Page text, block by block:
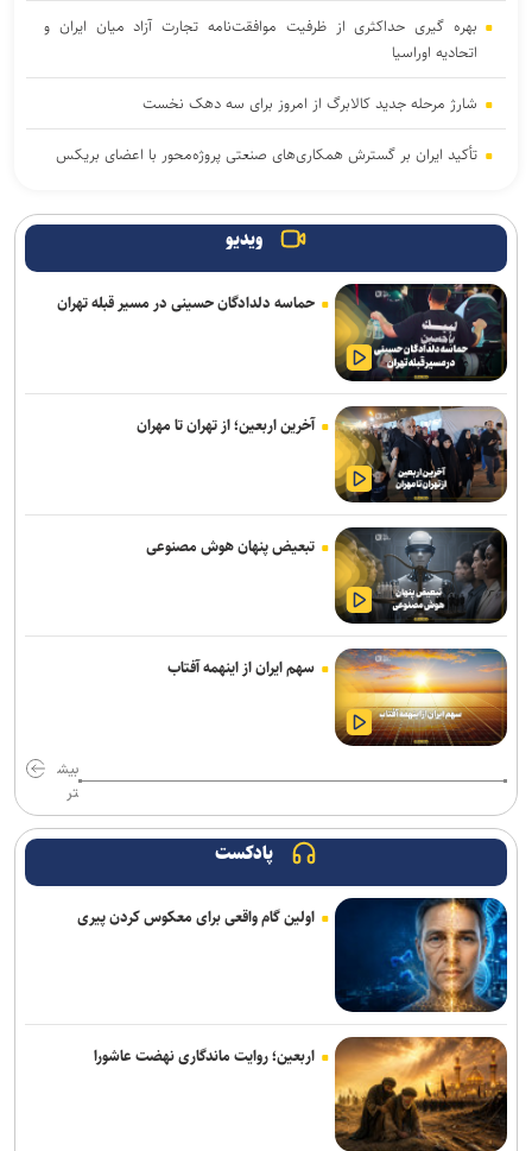
بهره گیری حداکثری از ظرفیت موافقت‌نامه تجارت آزاد میان ایران و
اتحادیه اوراسیا
شارژ مرحله جدید کالابرگ از امروز برای سه دهک نخست
تأکید ایران بر گسترش همکاری‌های صنعتی پروژه‌محور با اعضای بریکس
همگرایی منطقه‌ای
اقتصاد معیشتی و حکمرانی دانشگاهی/ واکاوی چهار ضلع جامعه
دانشگاهی در رقابت منطقه‌ای نخبگان
رگبار و رعدوبرق در راه شمال کشور؛ تهران خنک‌تر می‌شود
لغو افزایش تعرفه و تصاعد پلکانی بهای برق مشترکین کشاورزی
افزایش سابقه خدمت الزامی برای بازنشستگی بر اساس قانون برنامه هفتم
از ابتدای اجرای طرح مهتاب ۱۹۴ هزار انشعاب غیر مجاز از شبکه برق
جمع آوری شد
تردد ۵.۸ میلیون زائر حسینی از مرز‌های اربعینی در سفر‌های رفت و
برگشت به ثبت رسید
ویدیو
حماسه دلدادگان حسینی در مسیر قبله تهران
آخرین اربعین؛ از تهران تا مهران
تبعیض پنهان هوش مصنوعی
سهم ایران از اینهمه آفتاب
بیش
تر
پادکست
اولین گام واقعی برای معکوس کردن پیری
اربعین؛ روایت ماندگاری نهضت عاشورا